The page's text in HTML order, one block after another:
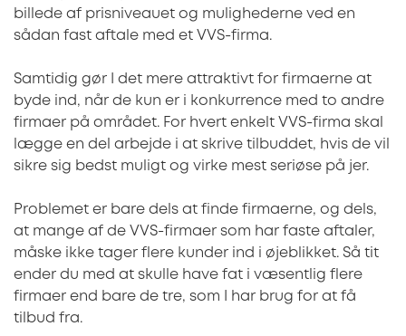
billede af prisniveauet og mulighederne ved en
sådan fast aftale med et VVS-firma.
Samtidig gør I det mere attraktivt for firmaerne at
byde ind, når de kun er i konkurrence med to andre
firmaer på området. For hvert enkelt VVS-firma skal
lægge en del arbejde i at skrive tilbuddet, hvis de vil
sikre sig bedst muligt og virke mest seriøse på jer.
Problemet er bare dels at finde firmaerne, og dels,
at mange af de VVS-firmaer som har faste aftaler,
måske ikke tager flere kunder ind i øjeblikket. Så tit
ender du med at skulle have fat i væsentlig flere
firmaer end bare de tre, som I har brug for at få
tilbud fra.